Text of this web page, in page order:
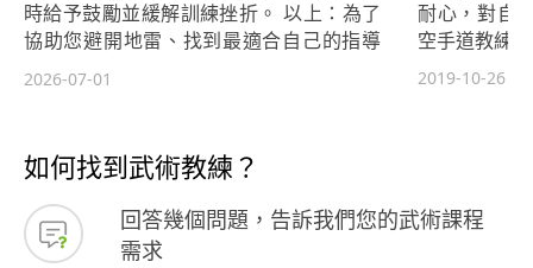
時給予鼓勵並緩解訓練挫折。 以上：為了
協助您避開地雷、找到最適合自己的指導
者，可以參考徐教練的教學方式 讓您更快
2026-07-01
耐心，對自
空手道教練
2019-10-26
如何找到武術教練？
回答幾個問題，告訴我們您的武術課程
需求